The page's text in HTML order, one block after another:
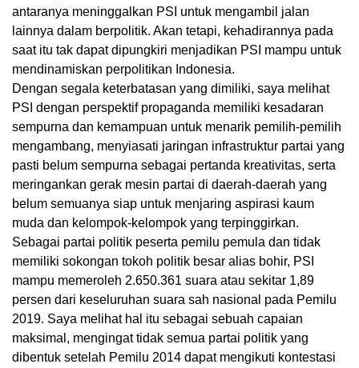
antaranya meninggalkan PSI untuk mengambil jalan
lainnya dalam berpolitik. Akan tetapi, kehadirannya pada
saat itu tak dapat dipungkiri menjadikan PSI mampu untuk
mendinamiskan perpolitikan Indonesia.
Dengan segala keterbatasan yang dimiliki, saya melihat
PSI dengan perspektif propaganda memiliki kesadaran
sempurna dan kemampuan untuk menarik pemilih-pemilih
mengambang, menyiasati jaringan infrastruktur partai yang
pasti belum sempurna sebagai pertanda kreativitas, serta
meringankan gerak mesin partai di daerah-daerah yang
belum semuanya siap untuk menjaring aspirasi kaum
muda dan kelompok-kelompok yang terpinggirkan.
Sebagai partai politik peserta pemilu pemula dan tidak
memiliki sokongan tokoh politik besar alias bohir, PSI
mampu memeroleh 2.650.361 suara atau sekitar 1,89
persen dari keseluruhan suara sah nasional pada Pemilu
2019. Saya melihat hal itu sebagai sebuah capaian
maksimal, mengingat tidak semua partai politik yang
dibentuk setelah Pemilu 2014 dapat mengikuti kontestasi